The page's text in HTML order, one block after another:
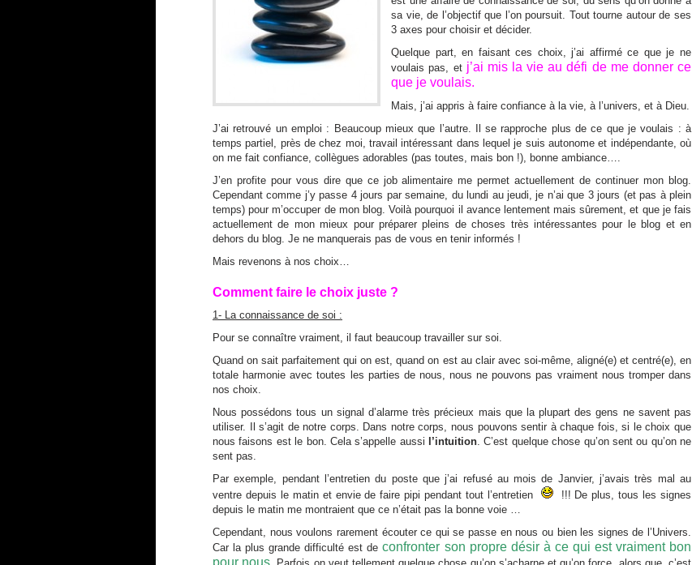
sa vie, de l’objectif que l’on poursuit. Tout tourne autour de ses
3 axes pour choisir et décider.
Quelque part, en faisant ces choix, j’ai affirmé ce que je ne
voulais pas, et j’ai mis la vie au défi de me donnerce
que je voulais.
Mais, j’ai appris à faire confiance à la vie, à l’univers, et à Dieu.
J’ai retrouvé un emploi : Beaucoup mieux que l’autre. Il se rapproche plus de ce que je voulais : à
temps partiel, près de chez moi, travail intéressant dans lequel je suis autonome et indépendante, où
on me fait confiance, collègues adorables (pas toutes, mais bon !), bonne ambiance….
J’en profite pour vous dire que ce job alimentaire me permet actuellement de continuer mon blog.
Cependant comme j’y passe 4 jours par semaine, du lundi au jeudi, je n’ai que 3 jours (et pas à plein
temps) pour m’occuper de mon blog. Voilà pourquoi il avance lentement mais sûrement, et que je fais
actuellement de mon mieux pour préparer pleins de choses très intéressantes pour le blog et en
dehors du blog. Je ne manquerais pas de vous en tenir informés !
Mais revenons à nos choix…
Comment faire le choix juste ?
1- La connaissance de soi :
Pour se connaître vraiment, il faut beaucoup travailler sur soi.
Quand on sait parfaitement qui on est, quand on est au clair avec soi-même, aligné(e) et centré(e), en
totale harmonie avec toutes les parties de nous, nous ne pouvons pas vraiment nous tromper dans
nos choix.
Nous possédons tous un signal d’alarme très précieux mais que la plupart des gens ne savent pas
utiliser. Il s’agit de notre corps. Dans notre corps, nous pouvons sentir à chaque fois, si le choix que
nous faisons est le bon. Cela s’appelle aussi l’intuition. C’est quelque chose qu’on sent ou qu’on ne
sent pas.
Par exemple, pendant l’entretien du poste que j’ai refusé au mois de Janvier, j’avais très mal au
ventre depuis le matin et envie de faire pipi pendant tout l’entretien
!!! De plus, tous les signes
depuis le matin me montraient que ce n’était pas la bonne voie …
Cependant, nous voulons rarement écouter ce qui se passe en nous ou bien les signes de l’Univers.
Car la plus grande difficulté est deconfronter son propre désir à ce qui est vraiment bon
pour nous.